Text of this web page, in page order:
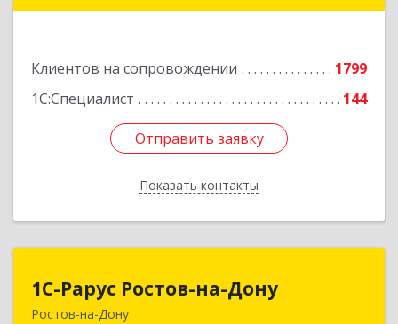
Клиентов на сопровождении
1799
1С:Специалист
144
Отправить заявку
Показать контакты
Отправить заявку
Назад
1С-Рарус Ростов-на-Дону
Ростов-на-Дону
344002, Ростовская обл, г.о. город Ростов-на-